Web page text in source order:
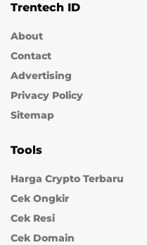
Trentech ID
About
Contact
Advertising
Privacy Policy
Sitemap
Tools
Harga Crypto Terbaru
Cek Ongkir
Cek Resi
Cek Domain